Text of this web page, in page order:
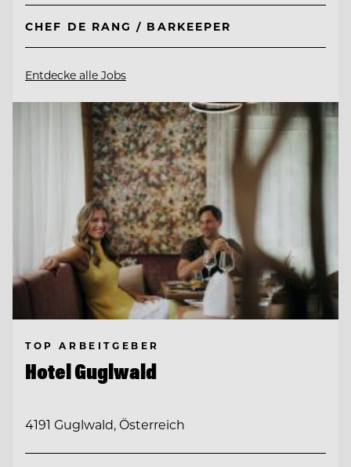
CHEF DE RANG / BARKEEPER
Entdecke alle Jobs
TOP ARBEITGEBER
Hotel Guglwald
4191 Guglwald, Österreich